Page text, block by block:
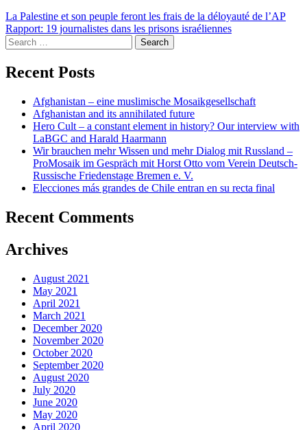
Post
navigation
La Palestine et son peuple feront les frais de la déloyauté de l’AP
Rapport: 19 journalistes dans les prisons israéliennes
Search
for:
Recent Posts
Afghanistan – eine muslimische Mosaikgesellschaft
Afghanistan and its annihilated future
Hero Cult – a constant element in history? Our interview with
LaBGC and Harald Haarmann
Wir brauchen mehr Wissen und mehr Dialog mit Russland –
ProMosaik im Gespräch mit Horst Otto vom Verein Deutsch-
Russische Friedenstage Bremen e. V.
Elecciones más grandes de Chile entran en su recta final
Recent Comments
Archives
August 2021
May 2021
April 2021
March 2021
December 2020
November 2020
October 2020
September 2020
August 2020
July 2020
June 2020
May 2020
April 2020